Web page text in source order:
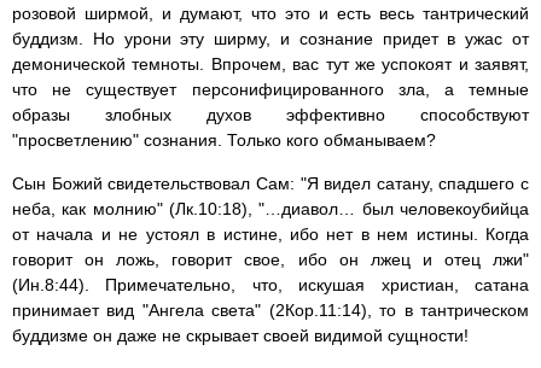
розовой ширмой, и думают, что это и есть весь тантрический
буддизм. Но урони эту ширму, и сознание придет в ужас от
демонической темноты. Впрочем, вас тут же успокоят и заявят,
что не существует персонифицированного зла, а темные
образы злобных духов эффективно способствуют
"просветлению" сознания. Только кого обманываем?
Сын Божий свидетельствовал Сам: "Я видел сатану, спадшего с
неба, как молнию" (Лк.10:18), "…диавол… был человекоубийца
от начала и не устоял в истине, ибо нет в нем истины. Когда
говорит он ложь, говорит свое, ибо он лжец и отец лжи"
(Ин.8:44). Примечательно, что, искушая христиан, сатана
принимает вид "Ангела света" (2Кор.11:14), то в тантрическом
буддизме он даже не скрывает своей видимой сущности!